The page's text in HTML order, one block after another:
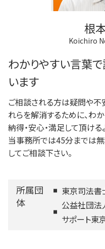
根
Koichiro
わかりやすい言葉
います
ご相談される方は疑問や不
れらを解消するために、わ
納得・安心・満足して頂け
当事務所では45分までは無
してご相談下さい。
所属団
体
東京司法書
公益社団法
サポート東